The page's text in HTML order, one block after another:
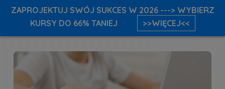
ZAPROJEKTUJ SWÓJ SUKCES W 2026 ---> WYBIERZ
KURSY DO 66% TANIEJ
>>WIĘCEJ<<